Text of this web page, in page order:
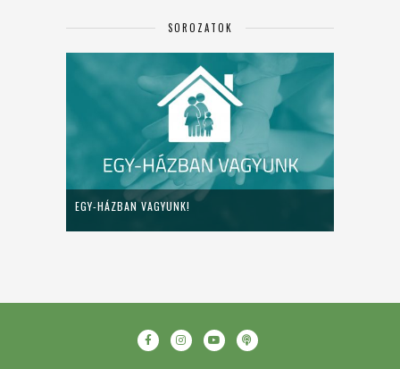
SOROZATOK
EGY-HÁZBAN VAGYUNK!